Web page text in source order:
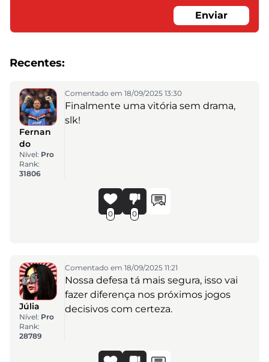
Enviar
Recentes:
Fernan
do
Nível: Pro
Rank:
31806
Comentado em 18/09/2025 13:30
Finalmente uma vitória sem drama,
slk!
0 0
Júlia
Nível: Pro
Rank:
28789
Comentado em 18/09/2025 11:21
Nossa defesa tá mais segura, isso vai
fazer diferença nos próximos jogos
decisivos com certeza.